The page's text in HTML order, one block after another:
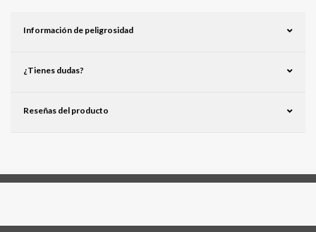
Información de peligrosidad
¿Tienes dudas?
Reseñas del producto